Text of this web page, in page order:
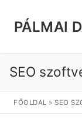
PÁLMAI
SEO
FŐOLDAL »SEO